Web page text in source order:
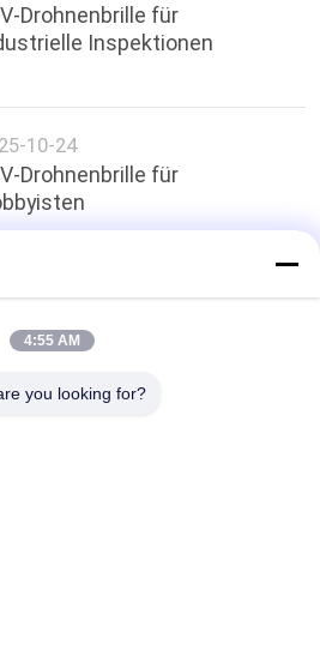
Drohnenbrille für
Inspektionen
10-24
Drohnenbrille für
oben
4:55 AM
you looking for?